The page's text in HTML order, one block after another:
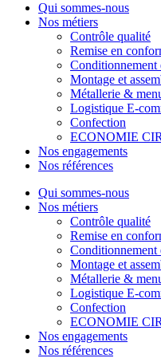
Qui sommes-nous
Nos métiers
Contrôle qualité
Remise en
Conditionnement
Montage et
Métallerie &
Logistique E-
Confection
ECONOMIE
Nos engagements
Nos références
Qui sommes-nous
Nos métiers
Contrôle qualité
Remise en
Conditionnement
Montage et
Métallerie &
Logistique E-
Confection
ECONOMIE
Nos engagements
Nos références